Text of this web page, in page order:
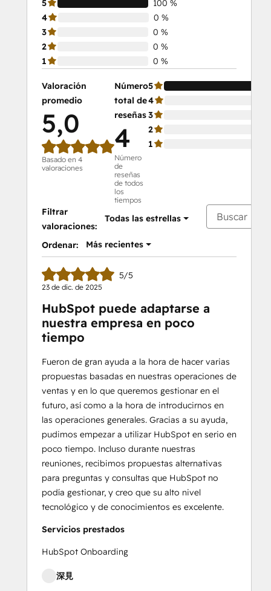
5
100 %
4
0 %
3
0 %
2
0 %
1
0 %
Valoración
promedio
5,0
Basado en 4
valoraciones
Número
total de
reseñas
4
Número
de
reseñas
de todos
los
tiempos
5
4
3
2
1
Filtrar
valoraciones:
Todas las estrellas
Ordenar: Más recientes
5/5
23 de dic. de 2025
HubSpot puede adaptarse a
nuestra empresa en poco
tiempo
Fueron de gran ayuda a la hora de hacer varias
propuestas basadas en nuestras operaciones de
ventas y en lo que queremos gestionar en el
futuro, así como a la hora de introducirnos en
las operaciones generales. Gracias a su ayuda,
pudimos empezar a utilizar HubSpot en serio en
poco tiempo. Incluso durante nuestras
reuniones, recibimos propuestas alternativas
para preguntas y consultas que HubSpot no
podía gestionar, y creo que su alto nivel
tecnológico y de conocimientos es excelente.
Servicios prestados
HubSpot Onboarding
深見